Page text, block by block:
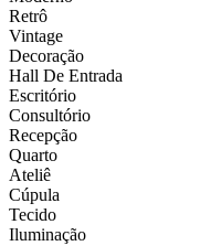
Retrô
Vintage
Decoração
Hall De Entrada
Escritório
Consultório
Recepção
Quarto
Ateliê
Cúpula
Tecido
Iluminação